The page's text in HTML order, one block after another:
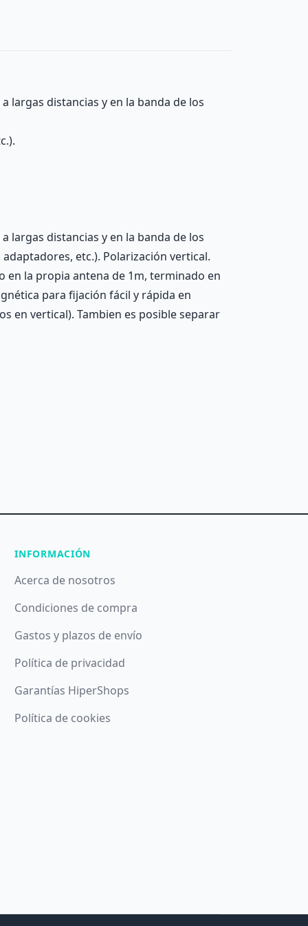
largas distancias y en la banda de los
largas distancias y en la banda de los
etc.). Polarización vertical.
en la propia antena de 1m, terminado en
para fijación fácil y rápida en
en vertical). Tambien es posible separar
INFORMACIÓN
Acerca de nosotros
Condiciones de compra
Gastos y plazos de envío
Política de privacidad
Garantías HiperShops
Política de cookies